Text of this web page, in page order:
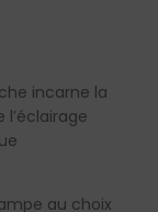
incarne la
au choix